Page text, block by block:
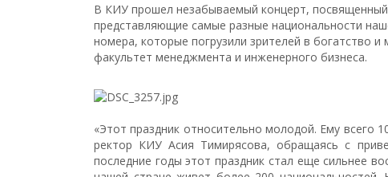
В КИУ прошел незабываемый концерт,
представляющие самые разные национальности
номера, которые погрузили зрителей в богатство
факультет менеджмента и инженерного бизнеса.
«Этот праздник относительно молодой. Ему всего
ректор КИУ Асия Тимирясова, обращаясь с
последние годы этот праздник стал еще сильнее